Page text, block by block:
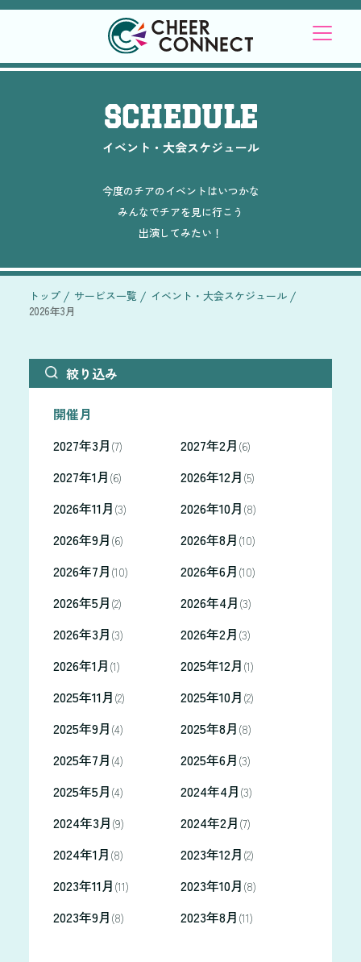
SCHEDULE
イベント・大会スケジュール
今度のチアのイベントはいつかな
みんなでチアを見に行こう
出演してみたい！
トップ サービス一覧
イベント・大会スケジュール
2026年3月
絞り込み
開催月
2027年3月 (7) 2027年2月 (6)
2027年1月 (6) 2026年12月 (5)
2026年11月 (3) 2026年10月 (8)
2026年9月 (6) 2026年8月 (10)
2026年7月 (10) 2026年6月 (10)
2026年5月 (2) 2026年4月 (3)
2026年3月 (3) 2026年2月 (3)
2026年1月 (1) 2025年12月 (1)
2025年11月 (2) 2025年10月 (2)
2025年9月 (4) 2025年8月 (8)
2025年7月 (4) 2025年6月 (3)
2025年5月 (4) 2024年4月 (3)
2024年3月 (9) 2024年2月 (7)
2024年1月 (8) 2023年12月 (2)
2023年11月 (11) 2023年10月 (8)
2023年9月 (8) 2023年8月 (11)